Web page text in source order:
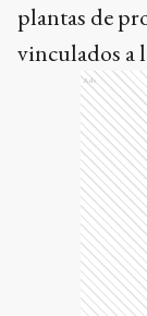
plantas de
vinculados a
Ads